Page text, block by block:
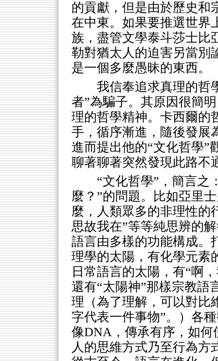
的貢獻，但是由於歷史和
在中東。如果要推選世界
族，盡管文學泰斗莎士比
勒對猶太人的迫害另當別
是一個多麼愚昧的東西。
我信奉追求真理的哲
者”為騙子。其原因很簡
理的哲學精神。卡西爾的
手，循序漸進，隨後發展
進而提出他的“文化哲學”
聊著聊著突然發現此路不
“文化哲學”，簡言之
麼？”的問題。比如亞里
麼，人類眾多的非理性的
思故我在”等等純思辨的
語言由多樣的功能構成。
理學的太陽，有化學元素
日常語言的太陽，有“啊
還有“太陽神”那樣宗教語
理（為了理解，可以對比
字代表一件事物”。）各
像DNA，傳承有序，如
人的思維方式乃至行為方